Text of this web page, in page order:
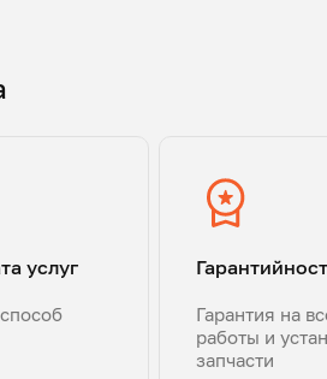
услуг
Гарантия на
работы и
запчасти